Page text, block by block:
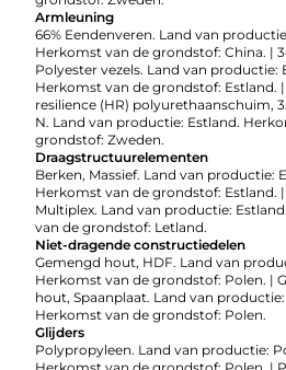
Armleuning
66% Eendenveren. Land van
Herkomst van de grondstof: China. |
Polyester vezels. Land van productie:
Herkomst van de grondstof: Estland.
resilience (HR) polyurethaanschuim,
N. Land van productie: Estland.
grondstof: Zweden.
Draagstructuurelementen
Berken, Massief. Land van productie:
Herkomst van de grondstof: Estland.
Multiplex. Land van productie:
van de grondstof: Letland.
Niet-dragende constructiedelen
Gemengd hout, HDF. Land van
Herkomst van de grondstof: Polen. |
hout, Spaanplaat. Land van
Herkomst van de grondstof: Polen.
Glijders
Polypropyleen. Land van productie: